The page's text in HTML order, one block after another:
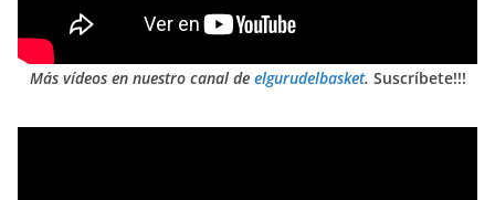
Más vídeos en nuestro canal de elgurudelbasket. Suscríbete!!!